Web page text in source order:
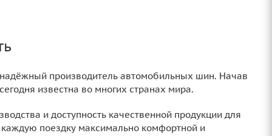
производитель автомобильных шин. Начав
известна во многих странах мира.
и доступность качественной продукции для
поездку максимально комфортной и